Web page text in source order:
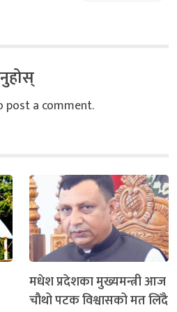
post a comment.
मधेश प्रदेशका मुख्यमन्त्री आज
चौथो पटक विश्वासको मत लिँदै